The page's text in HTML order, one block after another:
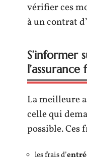
vérifier ces
à un contrat
S’informer
La meilleure
celle qui
possible. Ces